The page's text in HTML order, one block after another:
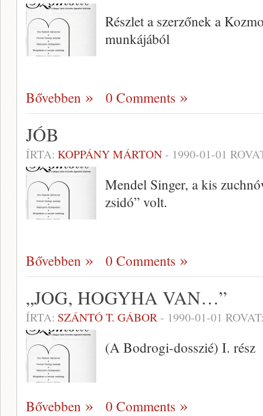
Részlet a szerzőnek a
munkájából
Bővebben 0 Comments
JÓB
ÍRTA: KOPPÁNY MÁRTON- 1990-01-01
Mendel Singer, a kis
zsidó” volt.
Bővebben 0 Comments
„JOG, HOGYHA VAN…”
ÍRTA: SZÁNTÓ T. GÁBOR- 1990-01-01
(A Bodrogi-dosszié) I. rész
Bővebben 0 Comments